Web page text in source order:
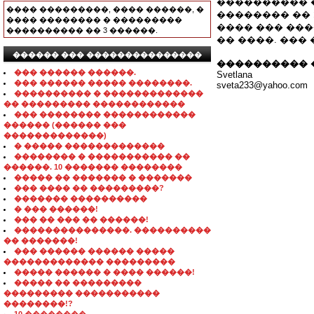
���� ���������, ���� ������, �
���� �������� � ���������
���������� �� 3 ������.
������ ��� ���������������
��� ������ ������.
��� ������ ����� ��������.
���������� � �������������
�� ��������� ������������
��� �������� ������������
������ (������ ���
�������������)
� ����� �������������
�������� � ����������� ��
������. 10 ������� ��������
����� �� ������� � �������
��� ���� �� ���������?
������� ����������
� ��� ������!
��� �� ��� �� ������!
���������������. ����������
�� �������!
��� ������ ������ �����
������������� ���������
����� ������ � ���� ������!
����� �� ���������
��������� �����������
��������!?
�������� ��
���� ���
�� ����. ���
����������
Svetlana
sveta233@yahoo.com